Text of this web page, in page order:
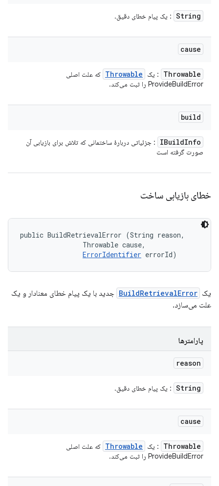
String : یک پیام خطای دقیق.
cause
Throwable : یک Throwable که علت اصلی
ProvideBuildError را ثبت می‌کند.
build
IBuildInfo
: جزئیاتی دربارهٔ ساختمانی که تلاش برای بازیابی آن
صورت گرفته است
خطای بازیابی ساخت
public BuildRetrievalError (String reason,
                Throwable cause,
ErrorIdentifier errorId)
یک BuildRetrievalError جدید با یک پیام خطای معنادار و یک
علت می‌سازد.
پارامترها
reason
String : یک پیام خطای دقیق.
cause
Throwable : یک Throwable که علت اصلی
ProvideBuildError را ثبت می‌کند.